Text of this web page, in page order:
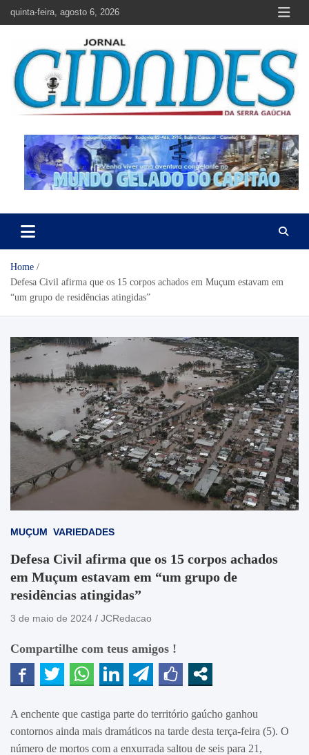
quinta-feira, agosto 6, 2026
Jornal Cidades da Serra Gaúcha
Home
Defesa Civil afirma que os 15 corpos achados em Muçum estavam em
“um grupo de residências atingidas”
MUÇUM VARIEDADES
Defesa Civil afirma que os 15 corpos achados
em Muçum estavam em “um grupo de
residências atingidas”
3 de maio de 2024 JCRedacao
Compartilhe com teus amigos !
A enchente que castiga parte do território gaúcho ganhou
contornos ainda mais dramáticos na tarde desta terça-feira (5). O
número de mortos com a enxurrada saltou de seis para 21,